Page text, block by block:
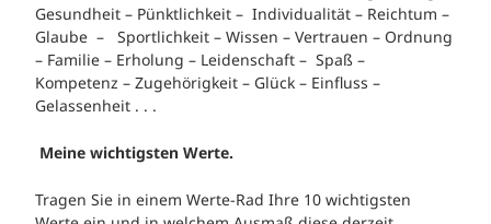
Gesundheit – Pünktlichkeit – Individualität – Reichtum –
Glaube – Sportlichkeit – Wissen – Vertrauen – Ordnung
– Familie – Erholung – Leidenschaft – Spaß –
Kompetenz – Zugehörigkeit – Glück – Einfluss –
Gelassenheit . . .
Meine wichtigsten Werte.
Tragen Sie in einem Werte-Rad Ihre 10 wichtigsten